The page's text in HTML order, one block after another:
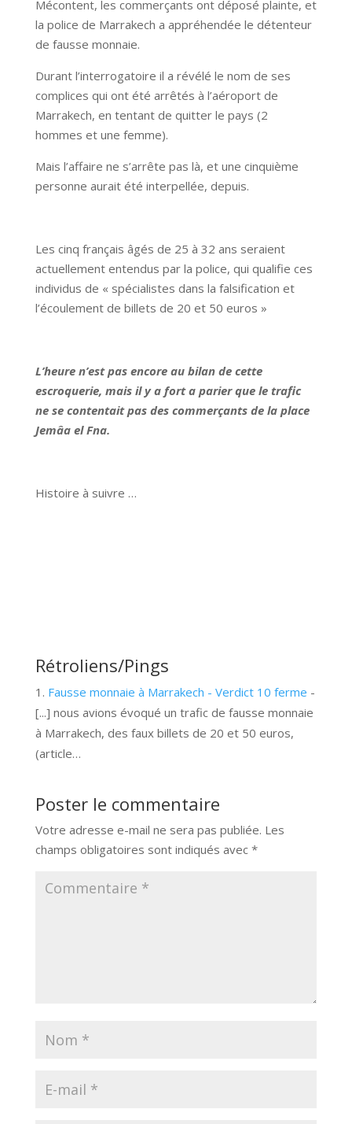
Mécontent, les commerçants ont déposé plainte, et
la police de Marrakech a appréhendée le détenteur
de fausse monnaie.
Durant l’interrogatoire il a révélé le nom de ses
complices qui ont été arrêtés à l’aéroport de
Marrakech, en tentant de quitter le pays (2
hommes et une femme).
Mais l’affaire ne s’arrête pas là, et une cinquième
personne aurait été interpellée, depuis.
Les cinq français âgés de 25 à 32 ans seraient
actuellement entendus par la police, qui qualifie ces
individus de « spécialistes dans la falsification et
l’écoulement de billets de 20 et 50 euros »
L’heure n’est pas encore au bilan de cette
escroquerie, mais il y a fort a parier que le trafic
ne se contentait pas des commerçants de la place
Jemâa el Fna.
Histoire à suivre …
Rétroliens/Pings
Fausse monnaie à Marrakech - Verdict 10 ferme -
[...] nous avions évoqué un trafic de fausse monnaie
à Marrakech, des faux billets de 20 et 50 euros,
(article…
Poster le commentaire
Votre adresse e-mail ne sera pas publiée. Les
champs obligatoires sont indiqués avec *